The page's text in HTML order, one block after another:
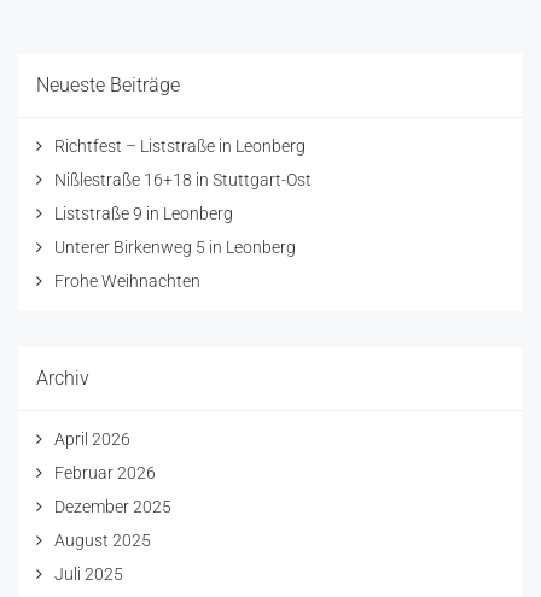
Neueste Beiträge
Richtfest – Liststraße in Leonberg
Nißlestraße 16+18 in Stuttgart-Ost
Liststraße 9 in Leonberg
Unterer Birkenweg 5 in Leonberg
Frohe Weihnachten
Archiv
April 2026
Februar 2026
Dezember 2025
August 2025
Juli 2025